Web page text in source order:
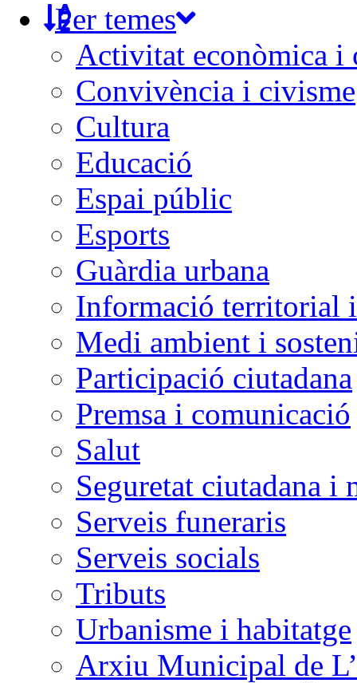
Per temes
Activitat econòmica i
Convivència i civisme
Cultura
Educació
Espai públic
Esports
Guàrdia urbana
Informació territorial
Medi ambient i
Participació ciutadana
Premsa i comunicació
Salut
Seguretat ciutadana i
Serveis funeraris
Serveis socials
Tributs
Urbanisme i habitatge
Arxiu Municipal de